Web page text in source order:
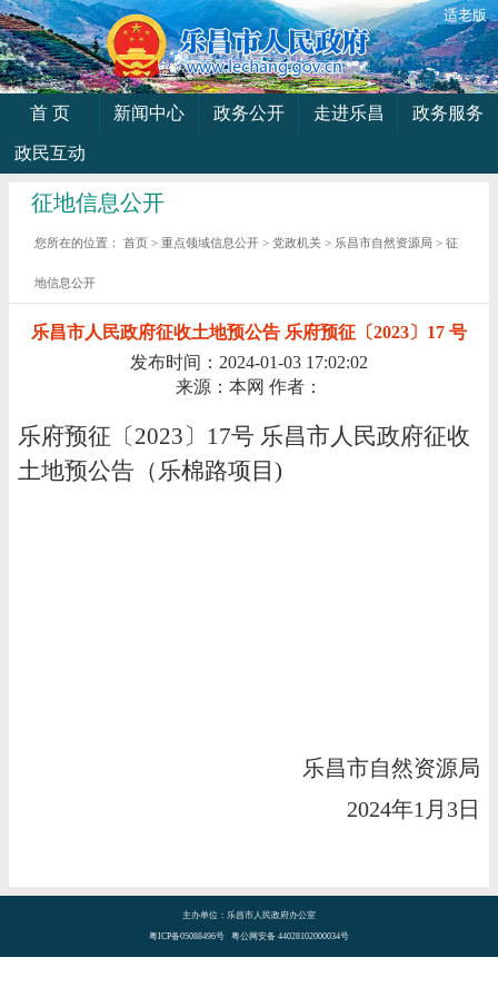
适老版
首 页 新闻中心 政务公开 走进乐昌
政务服务
政民互动
征地信息公开
您所在的位置：首页 >重点领域信息公开 >党政机关 > 乐昌市自然资源局 >征
地信息公开
乐昌市人民政府征收土地预公告 乐府预征〔2023〕17 号
发布时间：2024-01-03 17:02:02
来源：本网 作者：
乐府预征〔2023〕17号 乐昌市人民政府征收
土地预公告（乐棉路项目)
乐昌市自然资源局
2024年1月3日
主办单位：乐昌市人民政府办公室
粤ICP备05088496号 粤公网安备 44028102000034号